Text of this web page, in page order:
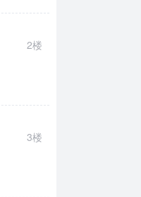
2楼
3楼